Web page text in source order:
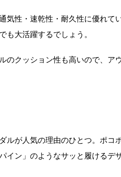
気性・速乾性・耐久性に優れ
も大活躍するでしょう。
のクッション性も高いので、ア
ルが人気の理由のひとつ。ポコ
イン」のようなサッと履けるデ